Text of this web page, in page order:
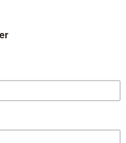
por la Universidad de
en Historia por la
Memorias de enfermeras
las asignaturas de
y Cuidado, en el Grado en